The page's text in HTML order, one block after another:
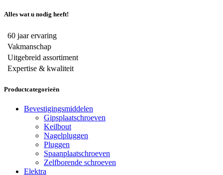
Alles wat u nodig heeft!
60 jaar ervaring
Vakmanschap
Uitgebreid assortiment
Expertise & kwaliteit
Productcategorieën
Bevestigingsmiddelen
Gipsplaatschroeven
Keilbout
Nagelpluggen
Pluggen
Spaanplaatschroeven
Zelfborende schroeven
Elektra